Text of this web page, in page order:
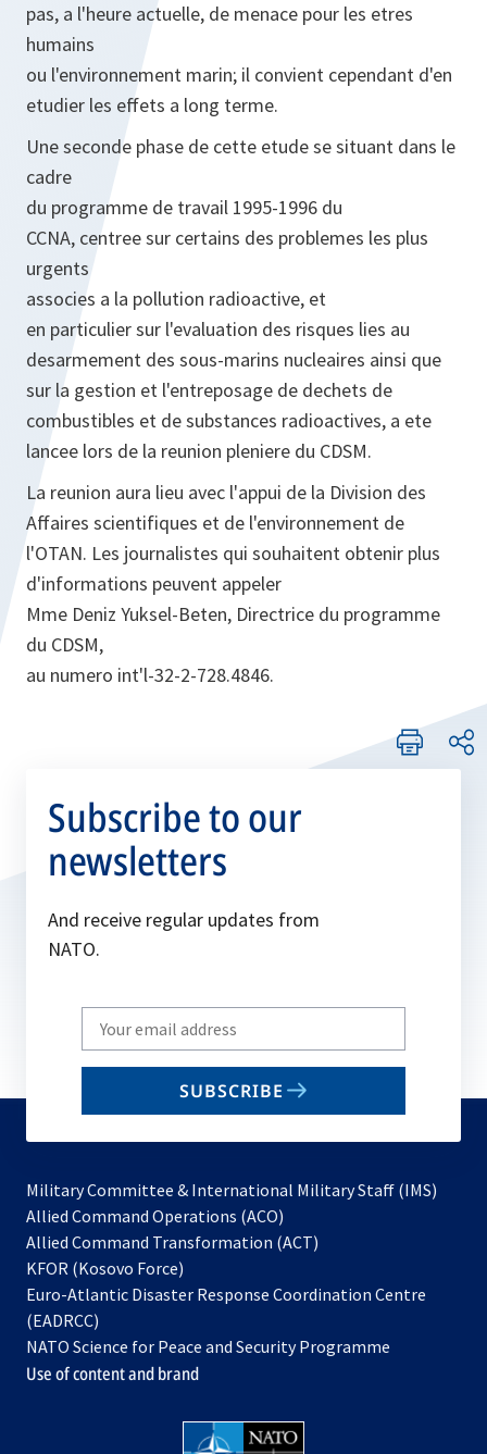
pas, a l'heure actuelle, de menace pour les etres
humains
ou l'environnement marin; il convient cependant d'en
etudier les effets a long terme.
Une seconde phase de cette etude se situant dans le
cadre
du programme de travail 1995-1996 du
CCNA, centree sur certains des problemes les plus
urgents
associes a la pollution radioactive, et
en particulier sur l'evaluation des risques lies au
desarmement des sous-marins nucleaires ainsi que
sur la gestion et l'entreposage de dechets de
combustibles et de substances radioactives, a ete
lancee lors de la reunion pleniere du CDSM.
La reunion aura lieu avec l'appui de la Division des
Affaires scientifiques et de l'environnement de
l'OTAN. Les journalistes qui souhaitent obtenir plus
d'informations peuvent appeler
Mme Deniz Yuksel-Beten, Directrice du programme
du CDSM,
au numero int'l-32-2-728.4846.
Subscribe to our
newsletters
And receive regular updates from
NATO.
Write
your
email
SUBSCRIBE
Military Committee & International Military Staff (IMS)
Allied Command Operations (ACO)
in
new
Allied Command Transformation (ACT)
a
tab
KFOR (Kosovo Force)
in
new
tab
Euro-Atlantic Disaster Response Coordination Centre
(EADRCC)
NATO Science for Peace and Security Programme
Use of content and brand